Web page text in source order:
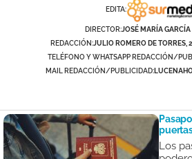
EDITA:
DIRECTOR:JOSÉ MARÍA GARCÍA
REDACCIÓN:JULIO ROMERO DE TORRES,
TELÉFONO Y WHATSAPP REDACCIÓN/
MAIL REDACCIÓN/PUBLICIDAD:
Los